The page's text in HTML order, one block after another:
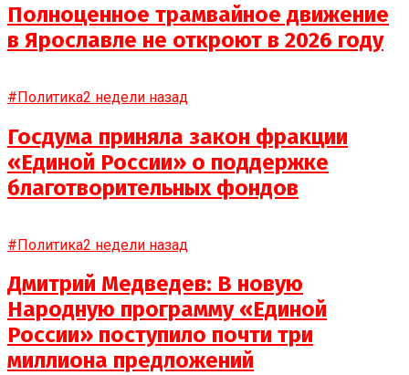
Полноценное трамвайное движение
в Ярославле не откроют в 2026 году
#Политика2 недели назад
Госдума приняла закон фракции
«Единой России» о поддержке
благотворительных фондов
#Политика2 недели назад
Дмитрий Медведев: В новую
Народную программу «Единой
России» поступило почти три
миллиона предложений